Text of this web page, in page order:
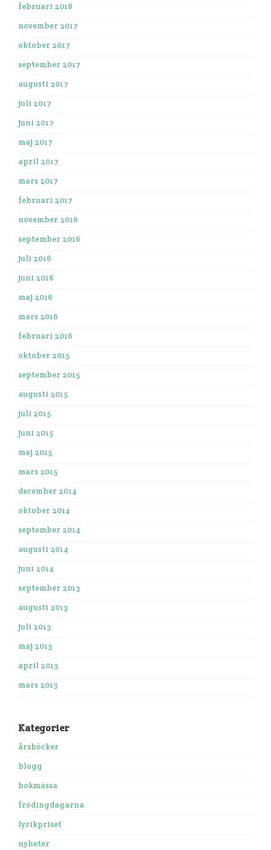
februari 2018
november 2017
oktober 2017
september 2017
augusti 2017
juli 2017
juni 2017
maj 2017
april 2017
mars 2017
februari 2017
november 2016
september 2016
juli 2016
juni 2016
maj 2016
mars 2016
februari 2016
oktober 2015
september 2015
augusti 2015
juli 2015
juni 2015
maj 2015
mars 2015
december 2014
oktober 2014
september 2014
augusti 2014
juni 2014
september 2013
augusti 2013
juli 2013
maj 2013
april 2013
mars 2013
Kategorier
årsböcker
blogg
bokmässa
frödingdagarna
lyrikpriset
nyheter